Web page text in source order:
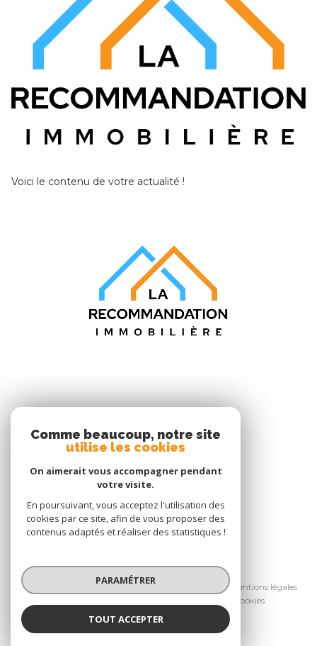
Voici le contenu de votre actualité !
NOUS SUIVRE
© 2026 | Tous droits réservés
Nos honoraires
Nos partenaires
Mentions légales
Cookies
Comme beaucoup, notre site
utilise les cookies
On aimerait vous accompagner pendant
votre visite.
En poursuivant, vous acceptez l'utilisation des
cookies par ce site, afin de vous proposer des
contenus adaptés et réaliser des statistiques !
PARAMÉTRER
TOUT ACCEPTER